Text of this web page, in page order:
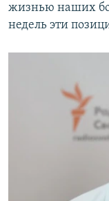
жизнью наших
недель эти